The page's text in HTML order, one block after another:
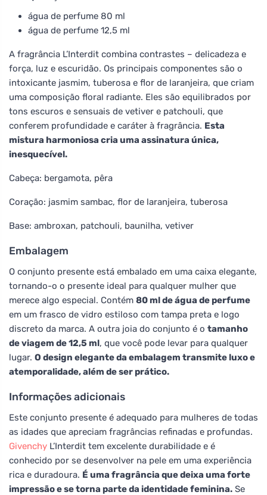
água de perfume 80 ml
água de perfume 12,5 ml
A fragrância L’Interdit combina contrastes – delicadeza e
força, luz e escuridão. Os principais componentes são o
intoxicante jasmim, tuberosa e flor de laranjeira, que criam
uma composição floral radiante. Eles são equilibrados por
tons escuros e sensuais de vetiver e patchouli, que
conferem profundidade e caráter à fragrância. Esta
mistura harmoniosa cria uma assinatura única,
inesquecível.
Cabeça: bergamota, pêra
Coração: jasmim sambac, flor de laranjeira, tuberosa
Base: ambroxan, patchouli, baunilha, vetiver
Embalagem
O conjunto presente está embalado em uma caixa elegante,
tornando-o o presente ideal para qualquer mulher que
merece algo especial. Contém 80 ml de água de perfume
em um frasco de vidro estiloso com tampa preta e logo
discreto da marca. A outra joia do conjunto é o tamanho
de viagem de 12,5 ml, que você pode levar para qualquer
lugar. O design elegante da embalagem transmite luxo e
atemporalidade, além de ser prático.
Informações adicionais
Este conjunto presente é adequado para mulheres de todas
as idades que apreciam fragrâncias refinadas e profundas.
Givenchy L’Interdit tem excelente durabilidade e é
conhecido por se desenvolver na pele em uma experiência
rica e duradoura. É uma fragrância que deixa uma forte
impressão e se torna parte da identidade feminina. Se